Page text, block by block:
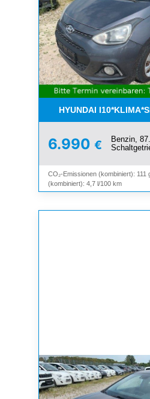
HYUNDAI
6.990 €
Benzin,
CO₂-Emissionen (kombiniert):
(kombiniert): 4,7 l/100 km